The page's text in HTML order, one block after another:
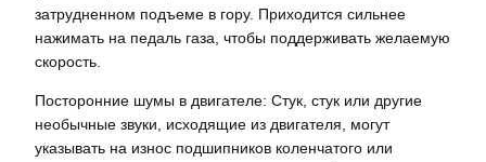
затрудненном подъеме в гору. Приходится сильнее
нажимать на педаль газа, чтобы поддерживать желаемую
скорость.
Посторонние шумы в двигателе: Стук, стук или другие
необычные звуки, исходящие из двигателя, могут
указывать на износ подшипников коленчатого или